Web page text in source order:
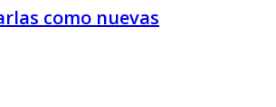
como nuevas